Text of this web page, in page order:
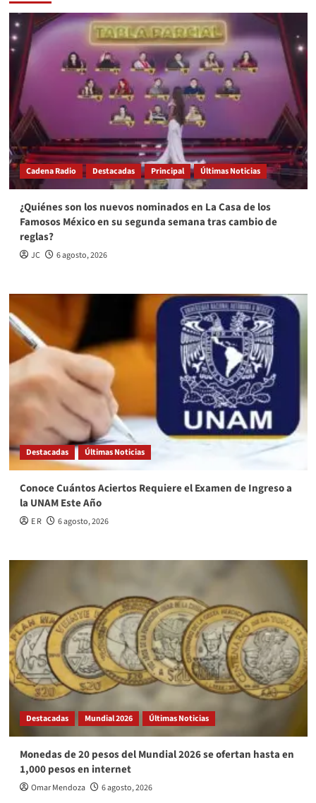
Cadena Radio Destacadas Principal Últimas Noticias
¿Quiénes son los nuevos nominados en La Casa de los
Famosos México en su segunda semana tras cambio de
reglas?
JC 6 agosto, 2026
Destacadas Últimas Noticias
Conoce Cuántos Aciertos Requiere el Examen de Ingreso a
la UNAM Este Año
E R 6 agosto, 2026
Destacadas Mundial 2026 Últimas Noticias
Monedas de 20 pesos del Mundial 2026 se ofertan hasta en
1,000 pesos en internet
Omar Mendoza 6 agosto, 2026